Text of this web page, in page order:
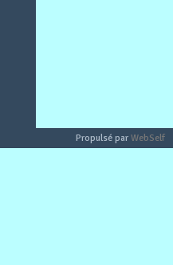
Propulsé par WebSelf